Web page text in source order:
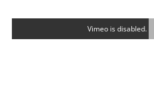
Vimeo is disabled.